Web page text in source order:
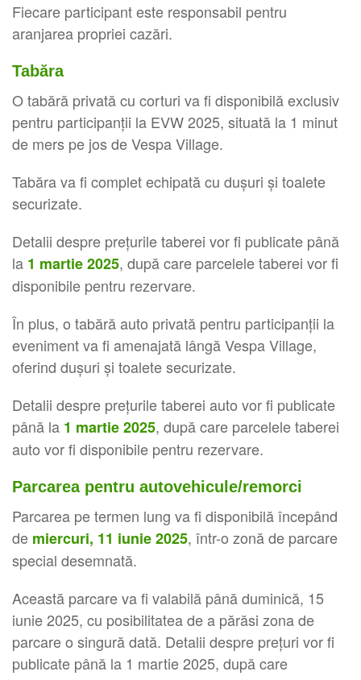
Fiecare participant este responsabil pentru
aranjarea propriei cazări.
Tabăra
O tabără privată cu corturi va fi disponibilă exclusiv
pentru participanții la EVW 2025, situată la 1 minut
de mers pe jos de Vespa Village.
Tabăra va fi complet echipată cu dușuri și toalete
securizate.
Detalii despre prețurile taberei vor fi publicate până
la 1 martie 2025, după care parcelele taberei vor fi
disponibile pentru rezervare.
În plus, o tabără auto privată pentru participanții la
eveniment va fi amenajată lângă Vespa Village,
oferind dușuri și toalete securizate.
Detalii despre prețurile taberei auto vor fi publicate
până la 1 martie 2025, după care parcelele taberei
auto vor fi disponibile pentru rezervare.
Parcarea pentru autovehicule/remorci
Parcarea pe termen lung va fi disponibilă începând
de miercuri, 11 iunie 2025, într-o zonă de parcare
special desemnată.
Această parcare va fi valabilă până duminică, 15
iunie 2025, cu posibilitatea de a părăsi zona de
parcare o singură dată. Detalii despre prețuri vor fi
publicate până la 1 martie 2025, după care